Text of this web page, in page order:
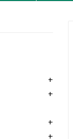
+
+
+
+